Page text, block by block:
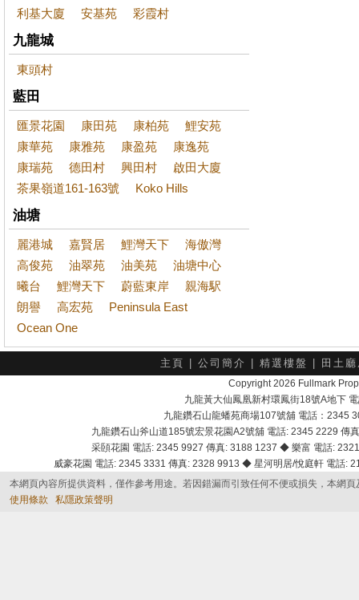
利基大廈 安基苑 彩霞村
九龍城
東頭村
藍田
匯景花園 康田苑 康柏苑
鯉安苑
康華苑
康雅苑 康盈苑
康逸苑
康瑞苑
德田村 興田村
啟田大廈
茶果嶺道161-163號
Koko Hills
油塘
麗港城 嘉賢居 鯉灣天下
海傲灣
高俊苑
油翠苑 油美苑
油塘中心
曦台
鯉灣天下 蔚藍東岸
親海駅
朗譽
高宏苑
Peninsula East
Ocean One
主頁 公司簡介 精選樓盤 田土
Copyright 2026 Fullmark
九龍黃大仙鳳凰新村環鳳街18號A地下
九龍鑽石山龍蟠苑商場107號舖 電話：2345
九龍鑽石山斧山道185號宏景花園A2號舖 電話: 2345 2229
采頣花園 電話: 2345 9927 傳真: 3188 1237 ◆ 樂富 電話:
威豪花園 電話: 2345 3331 傳真: 2328 9913 ◆ 星河明居/悅庭軒 電話
本網頁內容所提供資料，僅作參考用途。若因錯漏而引致任何不便或損失，本網
使用條款
私隱政策聲明